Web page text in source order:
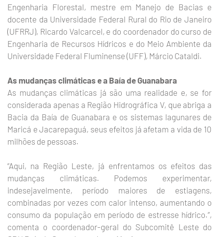
Engenharia Florestal, mestre em Manejo de Bacias e
docente da Universidade Federal Rural do Rio de Janeiro
(UFRRJ), Ricardo Valcarcel, e do coordenador do curso de
Engenharia de Recursos Hídricos e do Meio Ambiente da
Universidade Federal Fluminense (UFF), Márcio Cataldi.
As mudanças climáticas e a Baía de Guanabara
As mudanças climáticas já são uma realidade e, se for
considerada apenas a Região Hidrográfica V, que abriga a
Bacia da Baía de Guanabara e os sistemas lagunares de
Maricá e Jacarepaguá, seus efeitos já afetam a vida de 10
milhões de pessoas.
“Aqui, na Região Leste, já enfrentamos os efeitos das
mudanças climáticas. Podemos experimentar,
indesejavelmente, período maiores de estiagens,
combinadas por vezes com calor intenso, aumentando o
consumo da população em período de estresse hídrico.”,
comenta o coordenador-geral do Subcomitê Leste do